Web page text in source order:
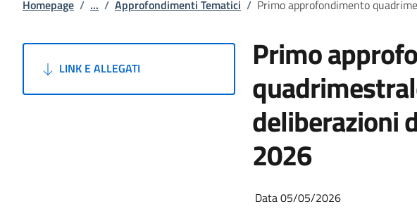
Homepage / ... / Approfondimenti Tematici / Primo approfondimento
LINK E ALLEGATI Primo
deliberazioni
2026
Data 05/05/2026